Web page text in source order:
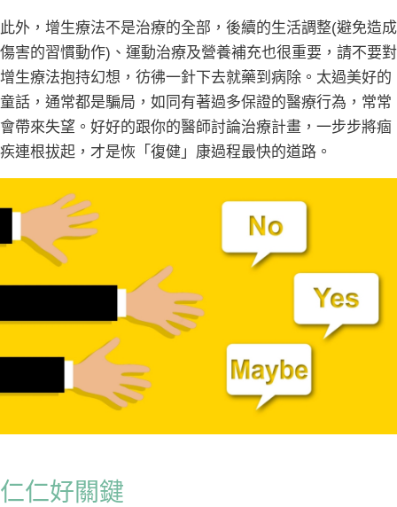
此外，增生療法不是治療的全部，後續的生活調整(避免造成
傷害的習慣動作)、運動治療及營養補充也很重要，請不要對
增生療法抱持幻想，彷彿一針下去就藥到病除。太過美好的
童話，通常都是騙局，如同有著過多保證的醫療行為，常常
會帶來失望。好好的跟你的醫師討論治療計畫，一步步將痼
疾連根拔起，才是恢「復健」康過程最快的道路。
仁仁好關鍵